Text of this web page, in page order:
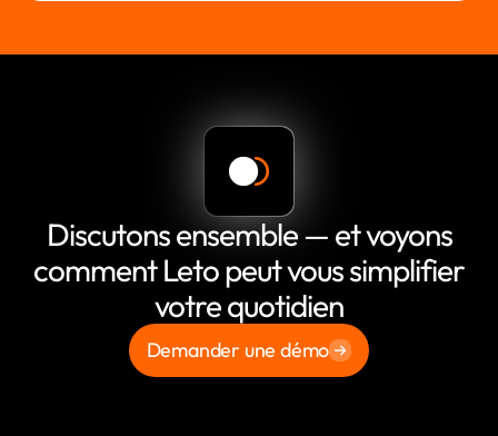
Discutons ensemble — et voyons
comment Leto peut vous simplifier
votre quotidien
Demander une démo